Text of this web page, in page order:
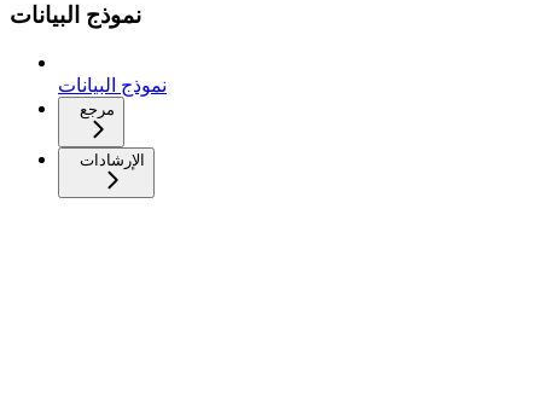
نموذج البيانات
نموذج البيانات
مرجع
الإرشادات